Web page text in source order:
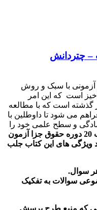
با سبک و روش
است که این امر
گذشته است که با مطالعه
می شود تا داوطلین با
و سطح علمی خود را
جهت سهولت مراجعه به کتاب 20 دوره حقوق جزا آزمون
ویژگی های این کتاب جلب
سوال.
سوالات به تفکیک